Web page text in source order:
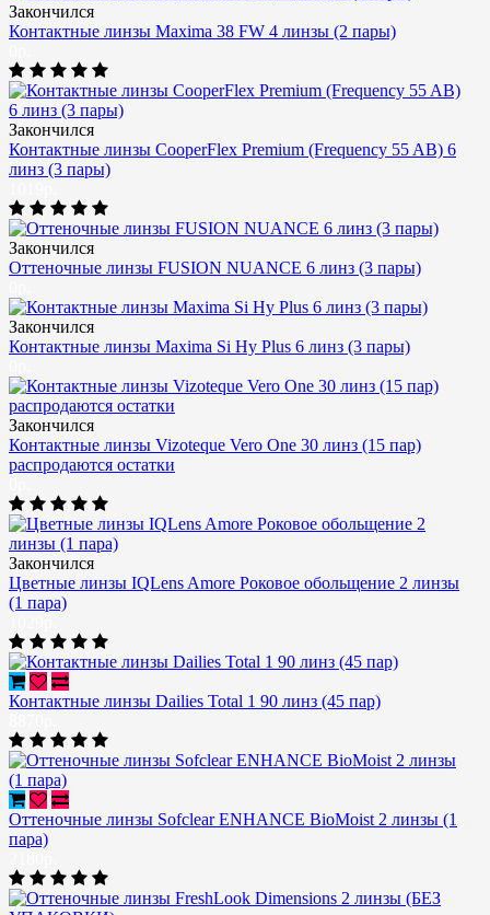
Закончился
Контактные линзы Maxima 38 FW 4 линзы (2 пары)
Закончился
Контактные линзы CooperFlex Premium (Frequency 55 AB) 6
линз (3 пары)
Закончился
Оттеночные линзы FUSION NUANCE 6 линз (3 пары)
Закончился
Контактные линзы Maxima Si Hy Plus 6 линз (3 пары)
Закончился
Контактные линзы Vizoteque Vero One 30 линз (15 пар)
распродаются остатки
Закончился
Цветные линзы IQLens Amore Роковое обольщение 2 линзы
(1 пара)
Контактные линзы Dailies Total 1 90 линз (45 пар)
Оттеночные линзы Sofclear ENHANCE BioMoist 2 линзы (1
пара)